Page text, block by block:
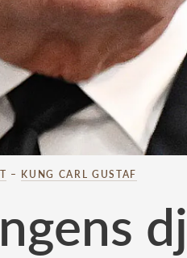
– KUNG CARL GUSTAF